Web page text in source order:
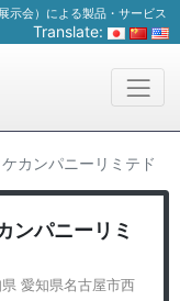
示会）による製品・サービス
Translate:
カンパニーリミテド
ンパニーリミ
愛知県名古屋市西